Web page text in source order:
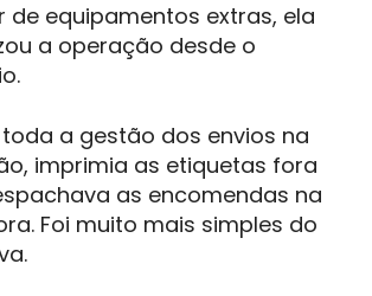
de equipamentos extras, ela
a operação desde o
a gestão dos envios na
imprimia as etiquetas fora
as encomendas na
Foi muito mais simples do